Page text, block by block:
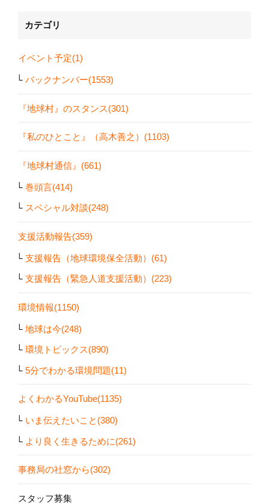
カテゴリ
イベント予定(1)
バックナンバー(1553)
『地球村』のスタンス(301)
『私のひとこと』（高木善之）(1103)
『地球村通信』(661)
巻頭言(414)
スペシャル対談(248)
支援活動報告(359)
支援報告（地球環境保全活動）(61)
支援報告（緊急人道支援活動）(223)
環境情報(1150)
地球は今(248)
環境トピックス(890)
5分でわかる環境問題(11)
よくわかるYouTube(1135)
いま伝えたいこと(380)
より良く生きるために(261)
事務局の社窓から(302)
スタッフ募集